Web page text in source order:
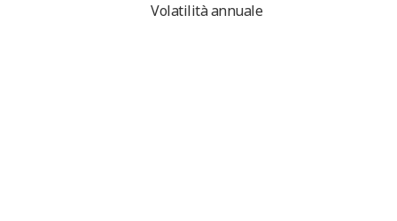
Volatilità annuale